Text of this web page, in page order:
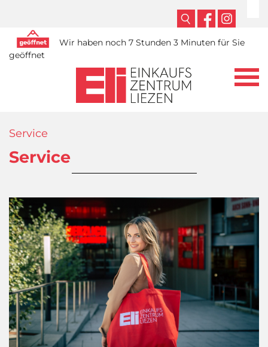
Wir haben noch 7 Stunden 3 Minuten für Sie
geöffnet
Service
Service